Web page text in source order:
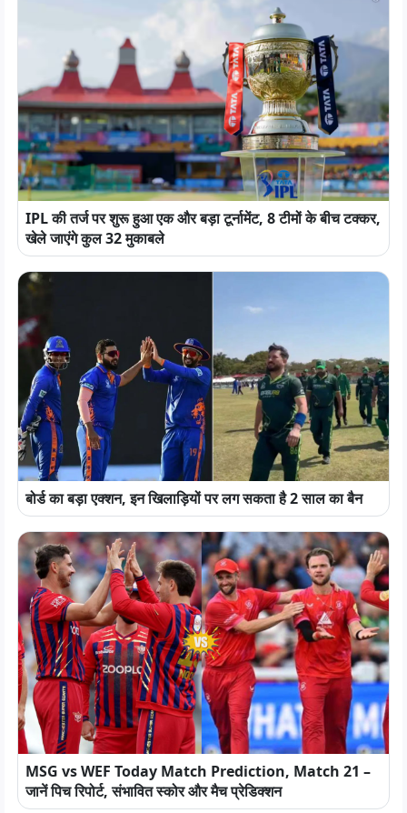
IPL की तर्ज पर शुरू हुआ एक और बड़ा टूर्नामेंट, 8 टीमों के बीच टक्कर,
खेले जाएंगे कुल 32 मुकाबले
बोर्ड का बड़ा एक्शन, इन खिलाड़ियों पर लग सकता है 2 साल का बैन
MSG vs WEF Today Match Prediction, Match 21 –
जानें पिच रिपोर्ट, संभावित स्कोर और मैच प्रेडिक्शन